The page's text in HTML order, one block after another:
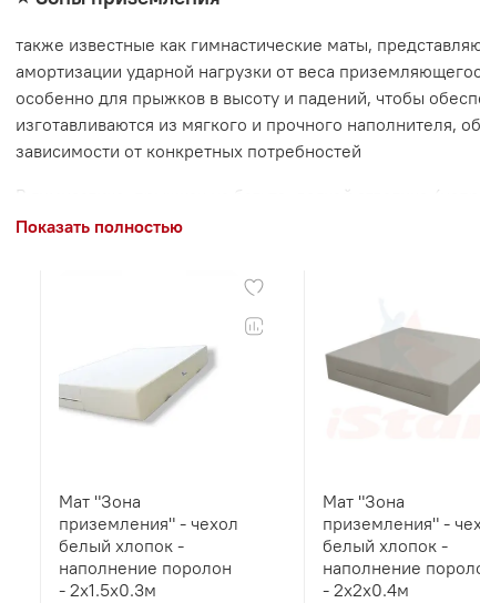
также известные как гимнастические маты,
амортизации ударной нагрузки от веса
особенно для прыжков в высоту и падений, чтобы
изготавливаются из мягкого и прочного
зависимости от конкретных потребностей
В гимнастике, прыжках на батуте, легкой атлетике
для смягчения удара и предотвращения травм. Они
Показать полностью
Мат "Зона
приземления" - чехол
белый хлопок -
наполнение поролон
- 2x1.5x0.3м
Мат "Зона
приземления" -
белый хлопок -
наполнение
- 2x2x0.4м